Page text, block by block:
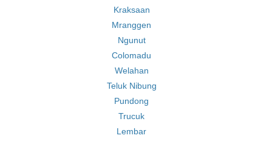
Kraksaan
Mranggen
Ngunut
Colomadu
Welahan
Teluk Nibung
Pundong
Trucuk
Lembar